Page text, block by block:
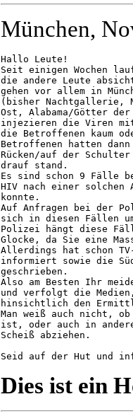
München,
Hallo Leute!
Seit einigen Wochen
die andere Leute
gehen vor allem in
(bisher Nachtgallerie,
Ost, Alabama/Götter
injezieren die Viren
die Betroffenen kaum
Betroffenen hatten
Rücken/auf der
drauf stand.
Es sind schon 9 Fälle
HIV nach einer solchen
konnte.
Auf Anfragen bei der
sich in diesen Fällen
Polizei hängt diese
Glocke, da Sie eine
Allerdings hat schon
informiert sowie die
geschrieben.
Also am Besten Ihr
und verfolgt die
hinsichtlich den
Man weiß auch nicht,
ist, oder auch in
Scheiß abziehen.
Seid auf der Hut und
Dies ist ein